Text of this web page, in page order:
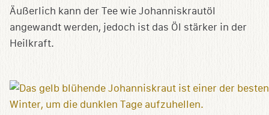
Äußerlich kann der Tee wie Johanniskrautöl
angewandt werden, jedoch ist das Öl stärker in der
Heilkraft.